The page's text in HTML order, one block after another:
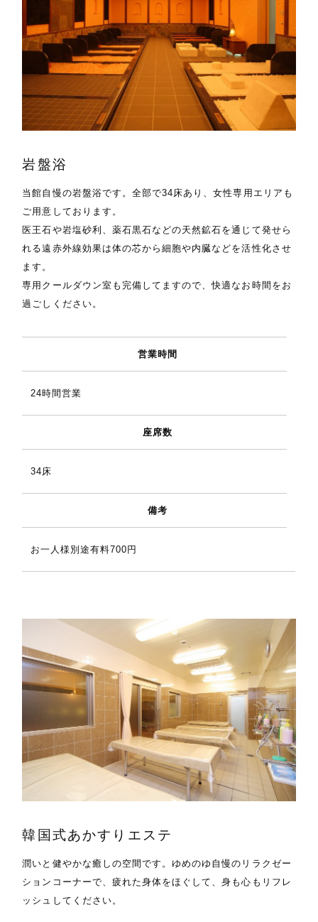
岩盤浴
当館自慢の岩盤浴です。全部で34床あり、女性専用エリアも
ご用意しております。
医王石や岩塩砂利、薬石黒石などの天然鉱石を通じて発せら
れる遠赤外線効果は体の芯から細胞や内臓などを活性化させ
ます。
専用クールダウン室も完備してますので、快適なお時間をお
過ごしください。
営業時間
24時間営業
座席数
34床
備考
お一人様別途有料700円
韓国式あかすりエステ
潤いと健やかな癒しの空間です。ゆめのゆ自慢のリラクゼー
ションコーナーで、疲れた身体をほぐして、身も心もリフレ
ッシュしてください。